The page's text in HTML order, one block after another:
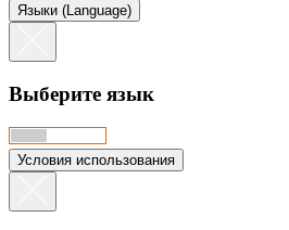
Языки (Language)
Выберите язык
Условия использования